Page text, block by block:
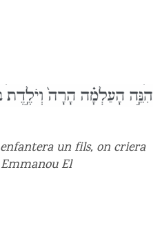
un fils, on criera
El